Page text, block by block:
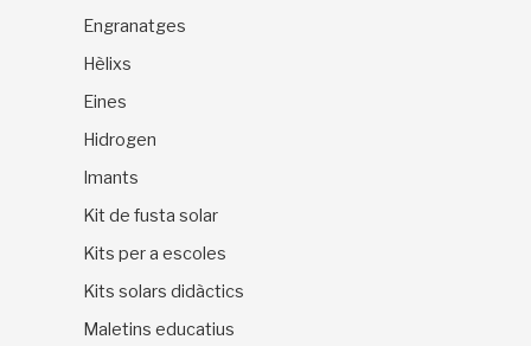
Engranatges
Hèlixs
Eines
Hidrogen
Imants
Kit de fusta solar
Kits per a escoles
Kits solars didàctics
Maletins educatius